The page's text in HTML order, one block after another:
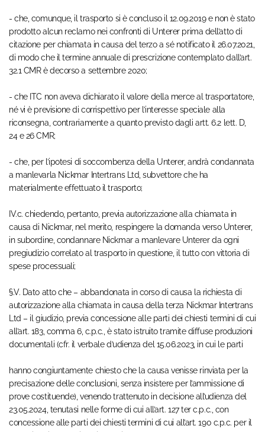
- che, comunque, il trasporto si è concluso il 12.09.2019 e non è stato
prodotto alcun reclamo nei confronti di Unterer prima dell’atto di
citazione per chiamata in causa del terzo a sé notificato il 26.07.2021,
di modo che il termine annuale di prescrizione contemplato dall’art.
32.1 CMR è decorso a settembre 2020;
- che ITC non aveva dichiarato il valore della merce al trasportatore,
né vi è previsione di corrispettivo per l’interesse speciale alla
riconsegna, contrariamente a quanto previsto dagli artt. 6.2 lett. D,
24 e 26 CMR;
- che, per l’ipotesi di soccombenza della Unterer, andrà condannata
a manlevarla Nickmar Intertrans Ltd, subvettore che ha
materialmente effettuato il trasporto;
IV.c. chiedendo, pertanto, previa autorizzazione alla chiamata in
causa di Nickmar, nel merito, respingere la domanda verso Unterer,
in subordine, condannare Nickmar a manlevare Unterer da ogni
pregiudizio correlato al trasporto in questione, il tutto con vittoria di
spese processuali;
§.V. Dato atto che – abbandonata in corso di causa la richiesta di
autorizzazione alla chiamata in causa della terza Nickmar Intertrans
Ltd – il giudizio, previa concessione alle parti dei chiesti termini di cui
all’art. 183, comma 6, c.p.c., è stato istruito tramite diffuse produzioni
documentali (cfr. il verbale d’udienza del 15.06.2023, in cui le parti
hanno congiuntamente chiesto che la causa venisse rinviata per la
precisazione delle conclusioni, senza insistere per l’ammissione di
prove costituende), venendo trattenuto in decisione all’udienza del
23.05.2024, tenutasi nelle forme di cui all’art. 127 ter c.p.c., con
concessione alle parti dei chiesti termini di cui all’art. 190 c.p.c. per il